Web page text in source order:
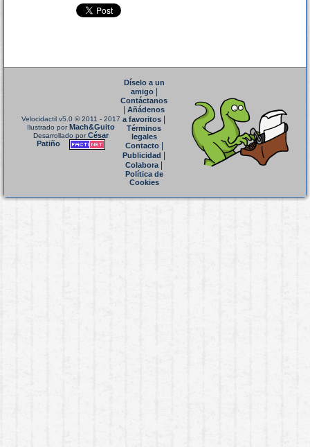
Velocidactil v5.0 © 2011 - 2017
Ilustrado porMach&Guito
Desarrollado porCésar
Patiño
Díselo a un
amigo|
Contáctanos
Añádenos
a favoritos
Términos
legales
Contacto|
Publicidad
Colabora|
Política de
Cookies